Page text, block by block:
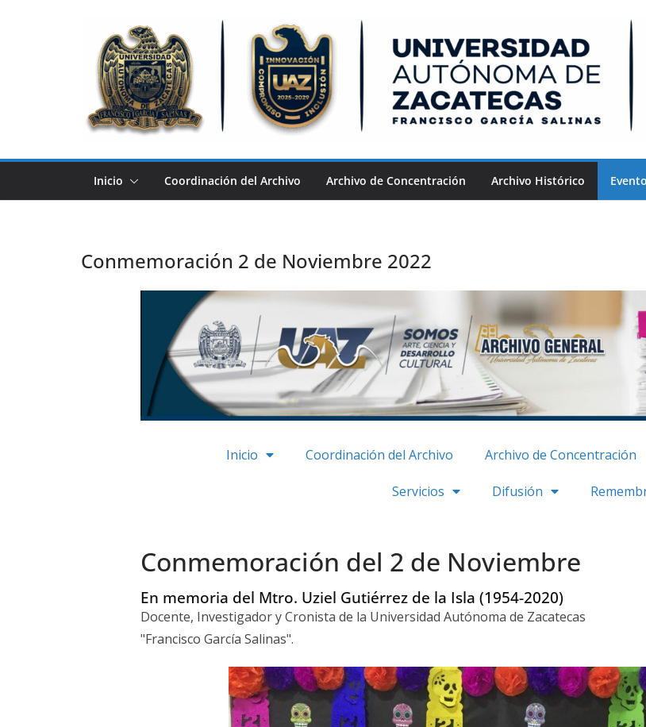
Inicio Coordinación del Archivo Archivo de Concentración Archivo Histórico
Conmemoración 2 de Noviembre 2022
Inicio Coordinación del Archivo Archivo de Concentración
Servicios Difusión
Conmemoración del 2 de Noviembre
En memoria del Mtro. Uziel Gutiérrez de la Isla (1954-2020)
Docente, Investigador y Cronista de la Universidad Autónoma de Zacatecas
"Francisco García Salinas".